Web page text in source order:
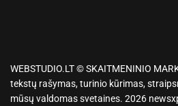
WEBSTUDIO.LT © SKAITMENINIO
tekstų rašymas, turinio kūrimas,
mūsų valdomas svetaines. 2026